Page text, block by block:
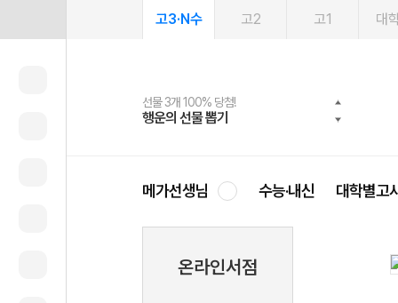
고3·N수 고2 고1 대
선물 3개 100% 당첨!
행운의 선물 뽑기
선물 100% 증정!
메가스터디 X 올리브
여름방학 스터디 캐시백
메가런 썸머스쿨
2027 러셀 단과
강사 공개선발
스마트러닝앱
설문 EVENT
메가패스
3일 무료 체험권
메가패스 수강생 무료혜택!
메가클럽 멤버십
사회공헌 캠페인
희망이룸 메가나눔
메가선생님 수능·내신 대학별고
온라인서점